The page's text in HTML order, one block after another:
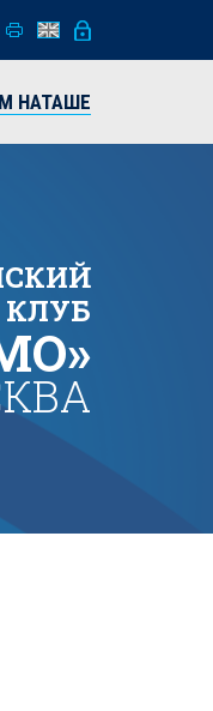
НАТАШЕ